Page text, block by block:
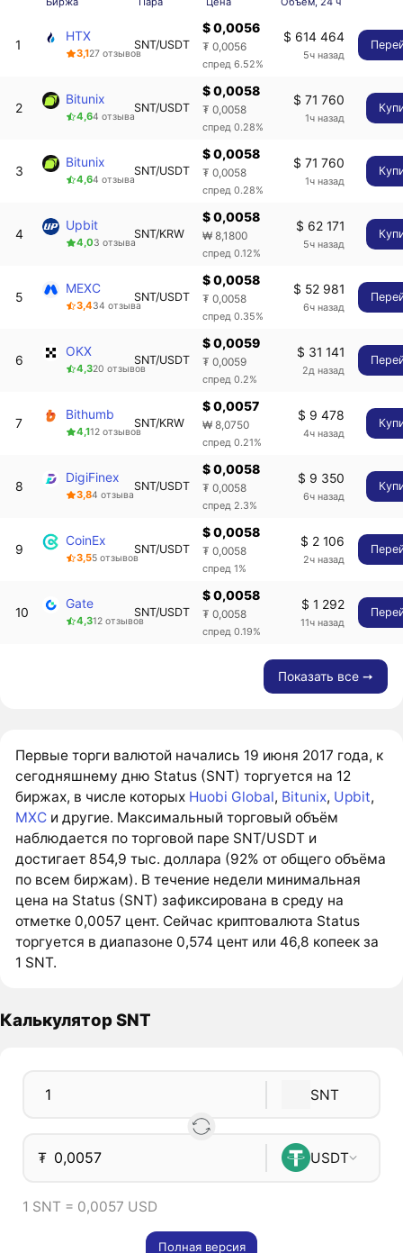
1
HTX
3,127 отзывов
SNT/USDT
$ 0,0056
₮ 0,0056
спред 6.52%
$ 614 464
5ч назад
2
Bitunix
4,64 отзыва
SNT/USDT
$ 0,0058
₮ 0,0058
спред 0.28%
$ 71 760
1ч назад
3
Bitunix
4,64 отзыва
SNT/USDT
$ 0,0058
₮ 0,0058
спред 0.28%
$ 71 760
1ч назад
4
Upbit
4,03 отзыва
SNT/KRW
$ 0,0058
₩ 8,1800
спред 0.12%
$ 62 171
5ч назад
5
MEXC
3,434 отзыва
SNT/USDT
$ 0,0058
₮ 0,0058
спред 0.35%
$ 52 981
6ч назад
6
OKX
4,320 отзывов
SNT/USDT
$ 0,0059
₮ 0,0059
спред 0.2%
$ 31 141
2д назад
7
Bithumb
4,112 отзывов
SNT/KRW
$ 0,0057
₩ 8,0750
спред 0.21%
$ 9 478
4ч назад
8
DigiFinex
3,84 отзыва
SNT/USDT
$ 0,0058
₮ 0,0058
спред 2.3%
$ 9 350
6ч назад
9
CoinEx
3,55 отзывов
SNT/USDT
$ 0,0058
₮ 0,0058
спред 1%
$ 2 106
2ч назад
10
Gate
4,312 отзывов
SNT/USDT
$ 0,0058
₮ 0,0058
спред 0.19%
$ 1 292
11ч назад
Показать все ➙
Первые торги валютой начались 19 июня 2017 года, к
сегодняшнему дню Status (SNT) торгуется на 12
биржах, в числе которых Huobi Global, Bitunix, Upbit,
MXC и другие. Максимальный торговый объём
наблюдается по торговой паре SNT/USDT и
достигает 854,9 тыс. доллара (92% от общего объёма
по всем биржам). В течение недели минимальная
цена на Status (SNT) зафиксирована в среду на
отметке 0,0057 цент. Сейчас криптовалюта Status
торгуется в диапазоне 0,574 цент или 46,8 копеек за
1 SNT.
Калькулятор SNT
SNT
₮ USDT
1 SNT = 0,0057 USD
Полная версия